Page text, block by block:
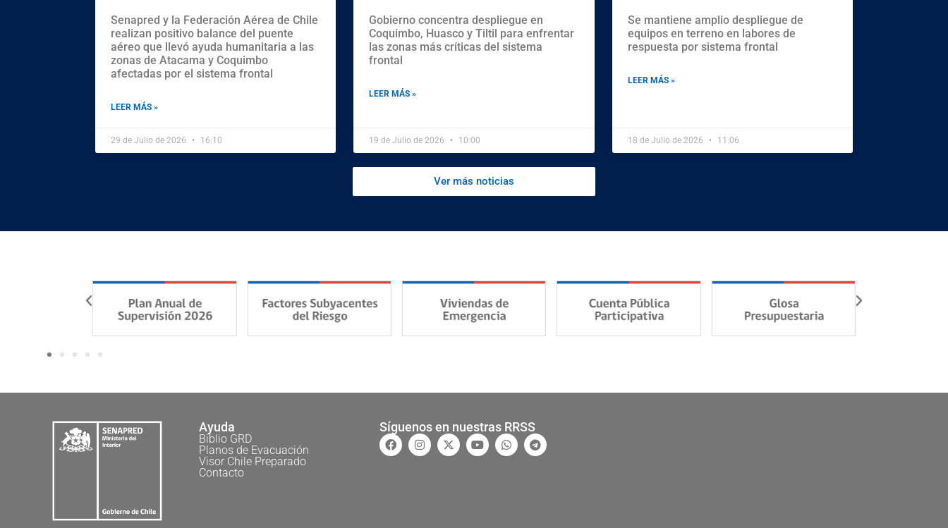
Senapred y la Federación Aérea de Chile
realizan positivo balance del puente
aéreo que llevó ayuda humanitaria a las
zonas de Atacama y Coquimbo
afectadas por el sistema frontal
LEER MÁS »
29 de Julio de 2026 16:10
Gobierno concentra despliegue en
Coquimbo, Huasco y Tiltil para enfrentar
las zonas más críticas del sistema
frontal
LEER MÁS »
19 de Julio de 2026 10:00
Se mantiene amplio despliegue de
equipos en terreno en labores de
respuesta por sistema frontal
LEER MÁS »
18 de Julio de 2026 11:06
Ver más noticias
Ayuda
Biblio GRD
Planos de Evacuación
Visor Chile Preparado
Contacto
Síguenos en nuestras RRSS